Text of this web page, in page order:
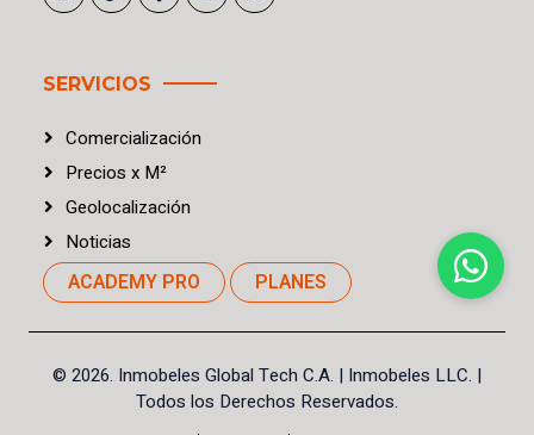
SERVICIOS
Comercialización
Precios x M²
Geolocalización
Noticias
ACADEMY PRO PLANES
© 2026. Inmobeles Global Tech C.A. | Inmobeles LLC. |
Todos los Derechos Reservados.